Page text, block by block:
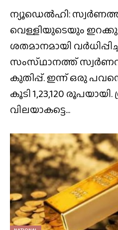
ന്യൂഡെൽഹി:
വെള്ളിയുടെയും
ശതമാനമായി
സംസ്‌ഥാനത്ത്‌
കുതിപ്പ്. ഇന്ന് ഒരു
കൂടി 1,23,120 രൂപയായി.
വിലയാകട്ടെ...